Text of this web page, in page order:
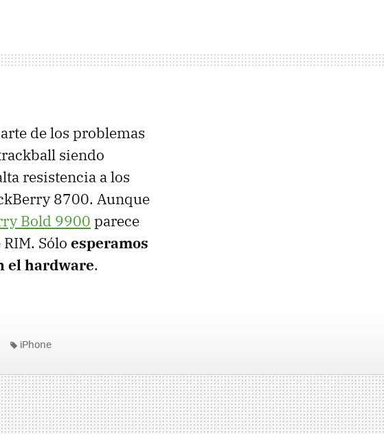
de los problemas
siendo
resistencia a los
8700. Aunque
Bold 9900 parece
RIM. Sólo esperamos
el hardware.
iPhone